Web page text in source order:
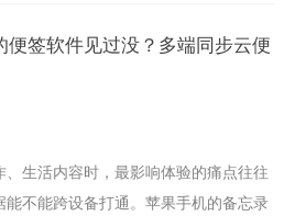
便签软件见过没？多端同步云便
生活内容时，最影响体验的痛点往往
不能跨设备打通。苹果手机的备忘录